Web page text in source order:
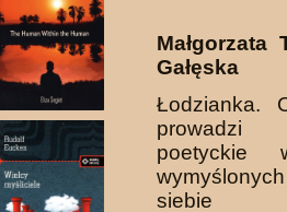
Małgorzata
Gałęska
Łodzianka.
prowadzi
poetyckie
siebie